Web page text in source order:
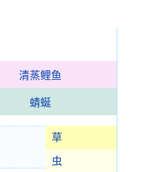
清蒸鲤鱼
蜻蜒
草
虫